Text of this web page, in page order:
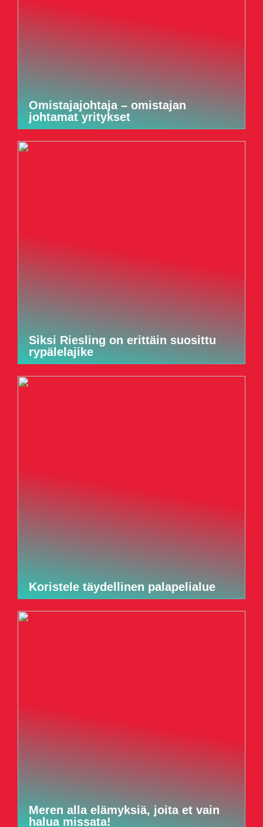
Omistajajohtaja – omistajan
johtamat yritykset
Siksi Riesling on erittäin suosittu
rypälelajike
Koristele täydellinen palapelialue
Meren alla elämyksiä, joita et vain
halua missata!